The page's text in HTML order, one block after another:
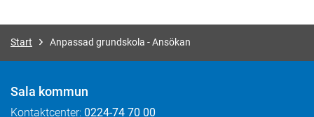
Start Anpassad grundskola - Ansökan
Sala kommun
Kontaktcenter: 0224-74 70 00